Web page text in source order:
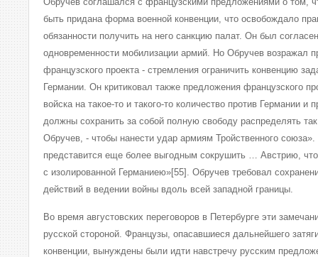
быть придана форма военной конвенции, что освобождало
обязанности получить на него санкцию палат. Он был
одновременности мобилизации армий. Но Обручев возражал
французского проекта - стремления ограничить конвенцию
Германии. Он критиковал также предложения французского
войска на такое-то и такого-то количество против Германии и
должны сохранить за собой полную свободу распределять
Обручев, - чтобы нанести удар армиям Тройственного
представится еще более выгодным сокрушить … Австрию,
с изолированной Германиею»[55]. Обручев требовал
действий в ведении войны вдоль всей западной границы.
Во время августовских переговоров в Петербурге эти
русской стороной. Французы, опасавшиеся дальнейшего
конвенции, вынуждены были идти навстречу русским